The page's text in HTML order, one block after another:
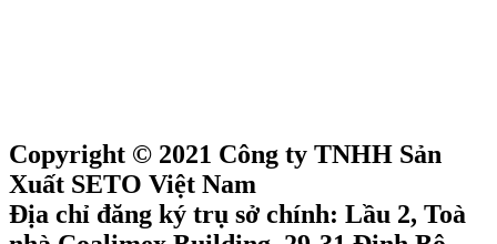
Copyright © 2021 Công ty TNHH Sản
Xuất SETO Việt Nam
Địa chỉ đăng ký trụ sở chính: Lầu 2, Toà